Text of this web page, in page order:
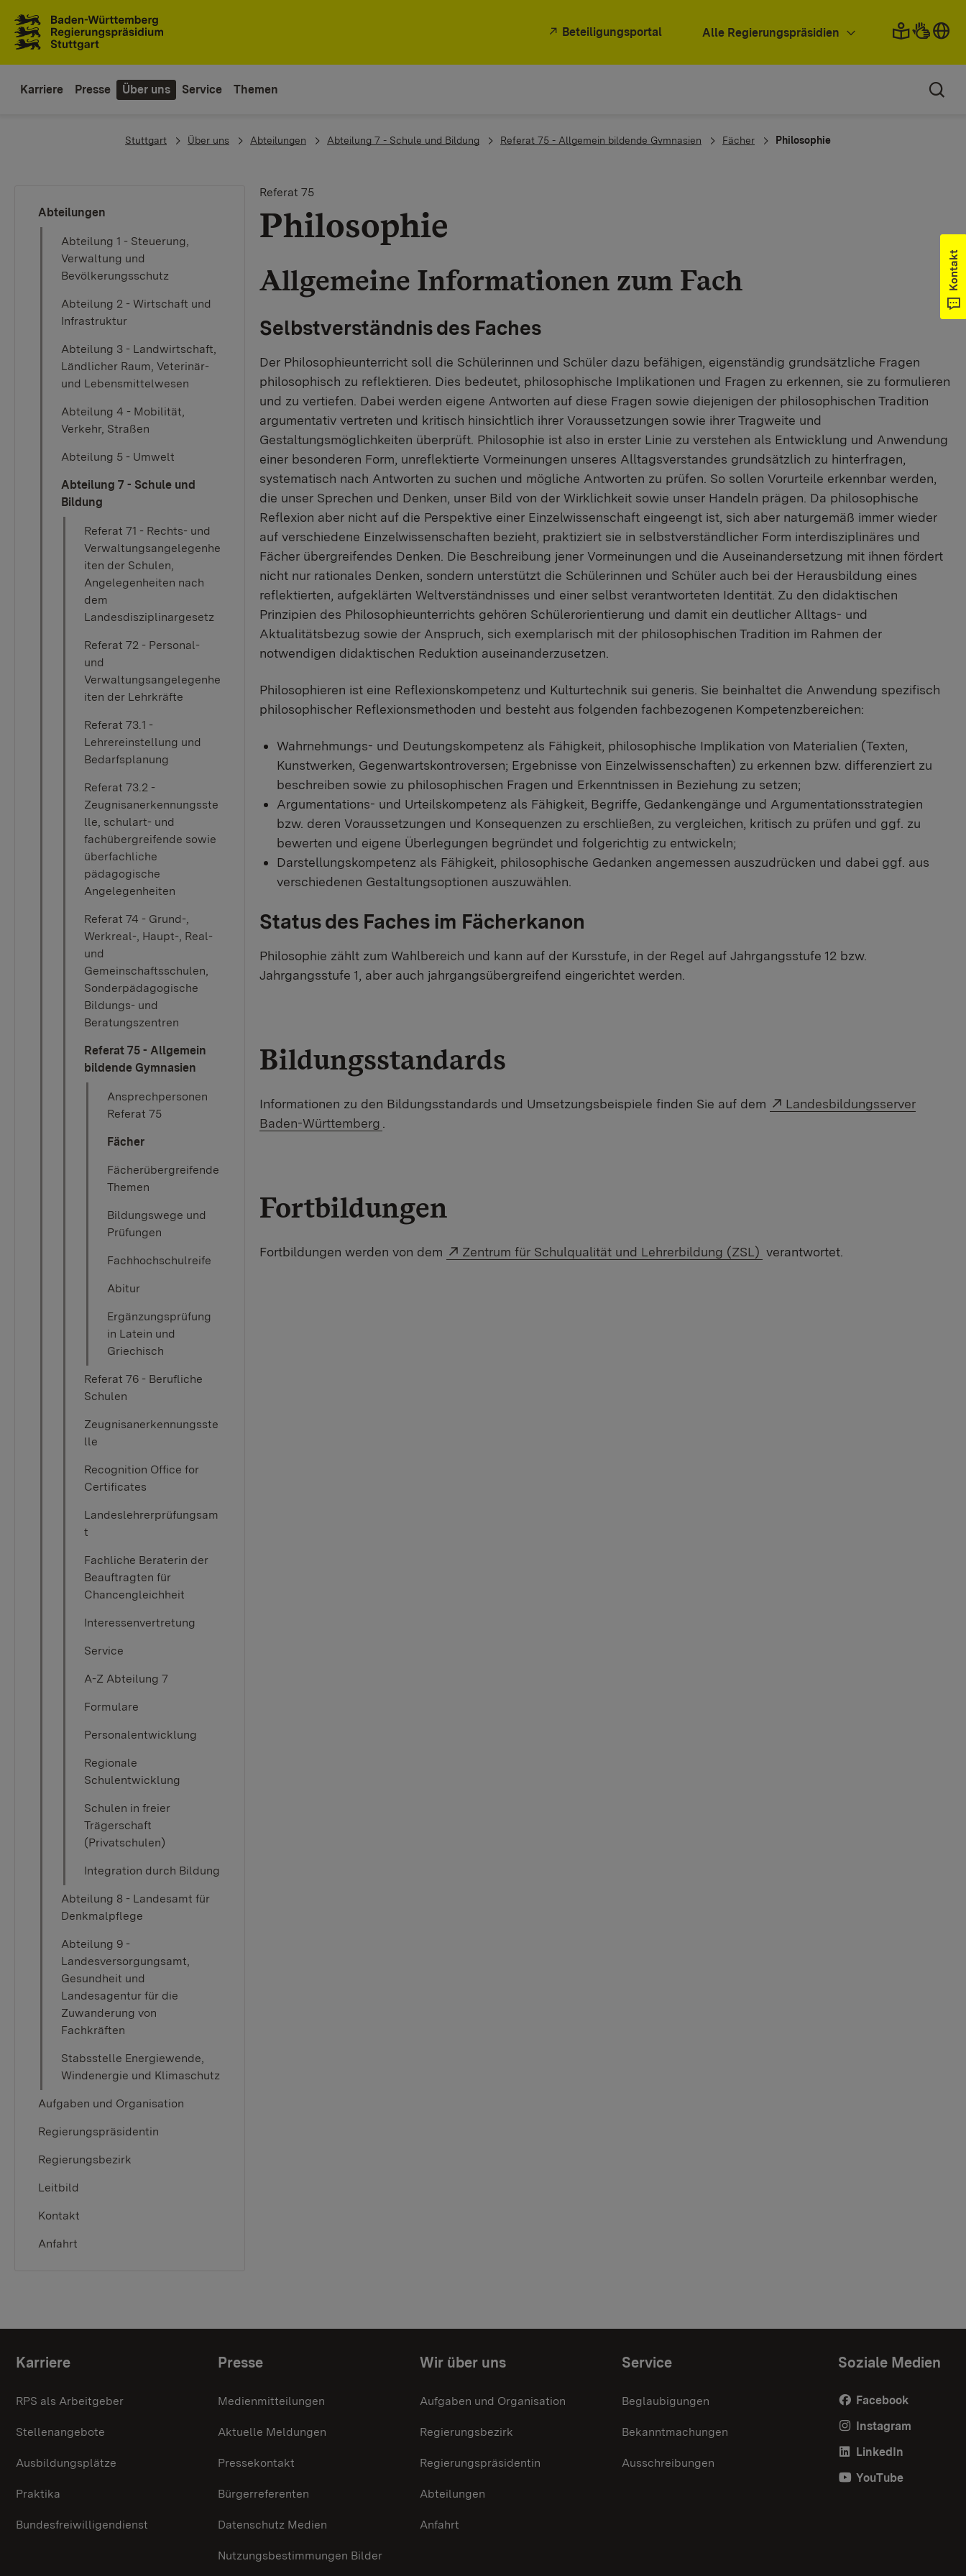
Beteiligungsportal Alle Regierungspräsidien
Karriere Presse Über uns Service Themen
You are here:
Stuttgart Über uns Abteilungen Abteilung 7 - Schule und Bildung Referat 75 - Allgemein bildende Gymnasien Fächer Philosophie
Abteilungen
Abteilung 1 - Steuerung,
Verwaltung und
Bevölkerungsschutz
Abteilung 2 - Wirtschaft und
Infrastruktur
Abteilung 3 - Landwirtschaft,
Ländlicher Raum, Veterinär-
und Lebensmittelwesen
Abteilung 4 - Mobilität,
Verkehr, Straßen
Abteilung 5 - Umwelt
Abteilung 7 - Schule und
Bildung
Referat 71 - Rechts- und
Verwaltungsangelegenhe
iten der Schulen,
Angelegenheiten nach
dem
Landesdisziplinargesetz
Referat 72 - Personal-
und
Verwaltungsangelegenhe
iten der Lehrkräfte
Referat 73.1 -
Lehrereinstellung und
Bedarfsplanung
Referat 73.2 -
Zeugnisanerkennungsste
lle, schulart- und
fachübergreifende sowie
überfachliche
pädagogische
Angelegenheiten
Referat 74 - Grund-,
Werkreal-, Haupt-, Real-
und
Gemeinschaftsschulen,
Sonderpädagogische
Bildungs- und
Beratungszentren
Referat 75 - Allgemein
bildende Gymnasien
Ansprechpersonen
Referat 75
Fächer
Fächerübergreifende
Themen
Bildungswege und
Prüfungen
Fachhochschulreife
Abitur
Ergänzungsprüfung
in Latein und
Griechisch
Referat 76 - Berufliche
Schulen
Zeugnisanerkennungsste
lle
Recognition Office for
Certificates
Landeslehrerprüfungsam
t
Fachliche Beraterin der
Beauftragten für
Chancengleichheit
Interessenvertretung
Service
A-Z Abteilung 7
Formulare
Personalentwicklung
Regionale
Schulentwicklung
Schulen in freier
Trägerschaft
(Privatschulen)
Integration durch Bildung
Abteilung 8 - Landesamt für
Denkmalpflege
Abteilung 9 -
Landesversorgungsamt,
Gesundheit und
Landesagentur für die
Zuwanderung von
Fachkräften
Stabsstelle Energiewende,
Windenergie und Klimaschutz
Aufgaben und Organisation
Regierungspräsidentin
Regierungsbezirk
Leitbild
Kontakt
Anfahrt
Referat 75
Philosophie
Allgemeine Informationen zum Fach
Selbstverständnis des Faches
Der Philosophieunterricht soll die Schülerinnen und Schüler dazu befähigen, eigenständig grundsätzliche Fragen
philosophisch zu reflektieren. Dies bedeutet, philosophische Implikationen und Fragen zu erkennen, sie zu formulieren
und zu vertiefen. Dabei werden eigene Antworten auf diese Fragen sowie diejenigen der philosophischen Tradition
argumentativ vertreten und kritisch hinsichtlich ihrer Voraussetzungen sowie ihrer Tragweite und
Gestaltungsmöglichkeiten überprüft. Philosophie ist also in erster Linie zu verstehen als Entwicklung und Anwendung
einer besonderen Form, unreflektierte Vormeinungen unseres Alltagsverstandes grundsätzlich zu hinterfragen,
systematisch nach Antworten zu suchen und mögliche Antworten zu prüfen. So sollen Vorurteile erkennbar werden,
die unser Sprechen und Denken, unser Bild von der Wirklichkeit sowie unser Handeln prägen. Da philosophische
Reflexion aber nicht auf die Perspektive einer Einzelwissenschaft eingeengt ist, sich aber naturgemäß immer wieder
auf verschiedene Einzelwissenschaften bezieht, praktiziert sie in selbstverständlicher Form interdisziplinäres und
Fächer übergreifendes Denken. Die Beschreibung jener Vormeinungen und die Auseinandersetzung mit ihnen fördert
nicht nur rationales Denken, sondern unterstützt die Schülerinnen und Schüler auch bei der Herausbildung eines
reflektierten, aufgeklärten Weltverständnisses und einer selbst verantworteten Identität. Zu den didaktischen
Prinzipien des Philosophieunterrichts gehören Schülerorientierung und damit ein deutlicher Alltags- und
Aktualitätsbezug sowie der Anspruch, sich exemplarisch mit der philosophischen Tradition im Rahmen der
notwendigen didaktischen Reduktion auseinanderzusetzen.
Philosophieren ist eine Reflexionskompetenz und Kulturtechnik sui generis. Sie beinhaltet die Anwendung spezifisch
philosophischer Reflexionsmethoden und besteht aus folgenden fachbezogenen Kompetenzbereichen:
Wahrnehmungs- und Deutungskompetenz als Fähigkeit, philosophische Implikation von Materialien (Texten,
Kunstwerken, Gegenwartskontroversen; Ergebnisse von Einzelwissenschaften) zu erkennen bzw. differenziert zu
beschreiben sowie zu philosophischen Fragen und Erkenntnissen in Beziehung zu setzen;
Argumentations- und Urteilskompetenz als Fähigkeit, Begriffe, Gedankengänge und Argumentationsstrategien
bzw. deren Voraussetzungen und Konsequenzen zu erschließen, zu vergleichen, kritisch zu prüfen und ggf. zu
bewerten und eigene Überlegungen begründet und folgerichtig zu entwickeln;
Darstellungskompetenz als Fähigkeit, philosophische Gedanken angemessen auszudrücken und dabei ggf. aus
verschiedenen Gestaltungsoptionen auszuwählen.
Status des Faches im Fächerkanon
Philosophie zählt zum Wahlbereich und kann auf der Kursstufe, in der Regel auf Jahrgangsstufe 12 bzw.
Jahrgangsstufe 1, aber auch jahrgangsübergreifend eingerichtet werden.
Bildungsstandards
Informationen zu den Bildungsstandards und Umsetzungsbeispiele finden Sie auf dem Externer Link:
Landesbildungsserver
Baden-Württemberg
Fortbildungen
Fortbildungen werden von dem Externer Link:
Zentrum für Schulqualität und Lehrerbildung (ZSL) verantwortet.
Kontakt
Themenübersicht
Karriere
RPS als Arbeitgeber
Stellenangebote
Ausbildungsplätze
Praktika
Bundesfreiwilligendienst
Presse
Medienmitteilungen
Aktuelle Meldungen
Pressekontakt
Bürgerreferenten
Datenschutz Medien
Nutzungsbestimmungen Bilder
Wir über uns
Aufgaben und Organisation
Regierungsbezirk
Regierungspräsidentin
Abteilungen
Anfahrt
Service
Beglaubigungen
Bekanntmachungen
Ausschreibungen
Soziale Medien
Facebook
Instagram
LinkedIn
YouTube